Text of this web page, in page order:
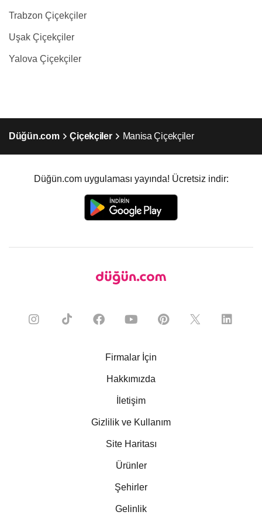
Trabzon Çiçekçiler
Uşak Çiçekçiler
Yalova Çiçekçiler
Düğün.com Çiçekçiler Manisa Çiçekçiler
Düğün.com uygulaması yayında! Ücretsiz indir:
Firmalar İçin
Hakkımızda
İletişim
Gizlilik ve Kullanım
Site Haritası
Ürünler
Şehirler
Gelinlik